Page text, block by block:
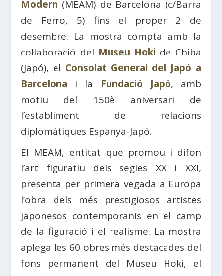
Modern (MEAM) de Barcelona (c/Barra
de Ferro, 5) fins el proper 2 de
desembre. La mostra compta amb la
col·laboració del Museu Hoki de Chiba
(Japó), el Consolat General del Japó a
Barcelona i la Fundació Japó, amb
motiu del 150è aniversari de
l’establiment de relacions
diplomàtiques Espanya-Japó.
El MEAM, entitat que promou i difon
l’art figuratiu dels segles XX i XXI,
presenta per primera vegada a Europa
l’obra dels més prestigiosos artistes
japonesos contemporanis en el camp
de la figuració i el realisme. La mostra
aplega les 60 obres més destacades del
fons permanent del Museu Hoki, el